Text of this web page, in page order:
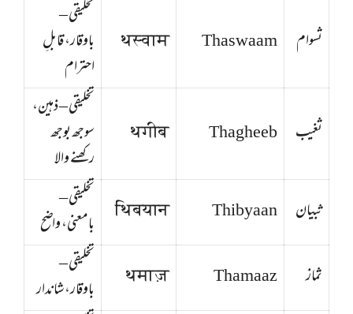
ثسوام Thaswaam
थस्वाम
تخلیقی –
باوقار، قابلِ
احترام
ثغیب Thagheeb
थगीब
تخلیقی – ذہین،
سوجھ بوجھ
رکھنے والا
ثبیان
Thibyaan
थिबयान
تخلیقی –
بامعنی، واضح
ثماز
Thamaaz
थमाज़
تخلیقی –
باوقار، شاندار